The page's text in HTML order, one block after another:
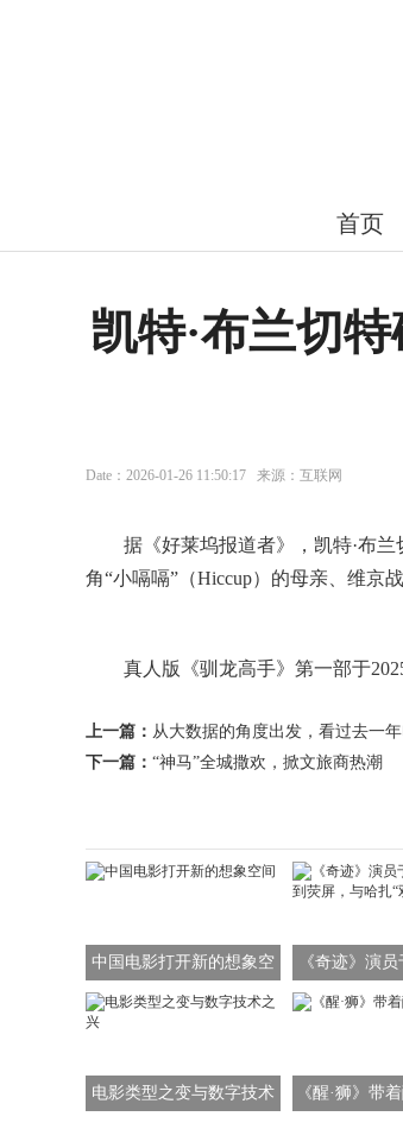
首页
凯特·布兰切
Date：2026-01-26 11:50:17 来源：互联网
据《好莱坞报道者》，凯特·布兰
角“小嗝嗝”（Hiccup）的母亲、维京
真人版《驯龙高手》第一部于2025
上一篇： 从大数据的角度出发，看过去一
下一篇： “神马”全城撒欢，掀文旅商热潮
中国电影打开新的想象空
间
《奇迹》演
原到荧屏，与
电影类型之变与数字技术
《醒·狮》带